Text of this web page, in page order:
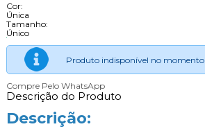
Cor:
Única
Tamanho:
Único
Produto indisponível no momento
Compre Pelo WhatsApp
Descrição do Produto
Descrição: